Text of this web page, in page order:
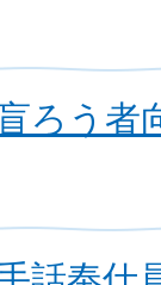
ろう者